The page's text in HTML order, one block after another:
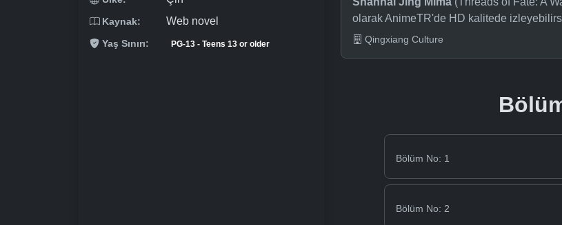
Kaynak: Web novel
Yaş Sınırı: PG-13 - Teens 13 or older
olarak AnimeTR'de HD kalitede
Qingxiang Culture
Bölüm No: 1
Bölüm No: 2